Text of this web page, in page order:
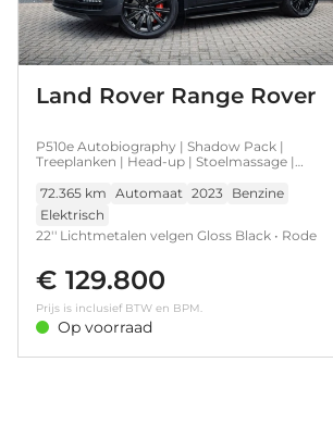
Land Rover Range Rover
P510e Autobiography | Shadow Pack |
Treeplanken | Head-up | Stoelmassage |
72.365 km Automaat 2023 Benzine
Elektrisch
22'' Lichtmetalen velgen Gloss Black • Rode
Treeplanken • Verwarmde voorruit • Head-up
display • Meridian Surround Sound System •
Hemelbekleding in leder • Rear Executive Class
Seating • Stoel ventilatie achter • Stoel
€ 129.800
Prijs is inclusief BTW en BPM.
Op voorraad